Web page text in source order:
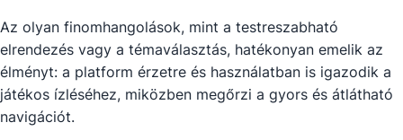
Az olyan finomhangolások, mint a testreszabható
elrendezés vagy a témaválasztás, hatékonyan emelik az
élményt: a platform érzetre és használatban is igazodik a
játékos ízléséhez, miközben megőrzi a gyors és átlátható
navigációt.